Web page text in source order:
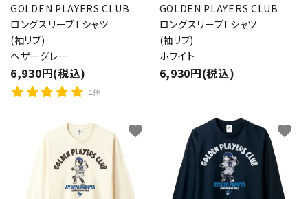
GOLDEN PLAYERS CLUB
ロングスリーブTシャツ
(袖リブ)
ヘザーグレー
6,930円(税込)
1件
GOLDEN PLAYERS CLUB
ロングスリーブTシャツ
(袖リブ)
ホワイト
6,930円(税込)
favorite favorite